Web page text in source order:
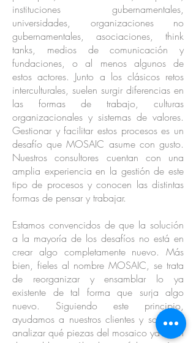
instituciones gubernamentales,
universidades, organizaciones no
gubernamentales, asociaciones, think
tanks, medios de comunicación y
fundaciones, o al menos algunos de
estos actores. Junto a los clásicos retos
interculturales, suelen surgir diferencias en
las formas de trabajo, culturas
organizacionales y sistemas de valores.
Gestionar y facilitar estos procesos es un
desafío que MOSAIC asume con gusto.
Nuestros consultores cuentan con una
amplia experiencia en la gestión de este
tipo de procesos y conocen las distintas
formas de pensar y trabajar.
Estamos convencidos de que la solución
a la mayoría de los desafíos no está en
crear algo completamente nuevo. Más
bien, fieles al nombre MOSAIC, se trata
de reorganizar y ensamblar lo ya
existente de tal forma que surja algo
nuevo. Siguiendo este principio,
ayudamos a nuestros clientes y socios a
analizar qué piezas del mosaico ya están